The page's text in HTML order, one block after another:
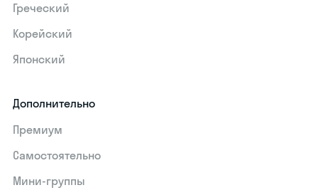
Греческий
Корейский
Японский
Дополнительно
Премиум
Самостоятельно
Мини-группы